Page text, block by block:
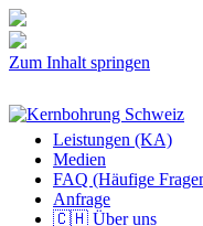
Zum Inhalt springen
Leistungen (KA)
Medien
FAQ (Häufige
Anfrage
🇨🇭 Über uns